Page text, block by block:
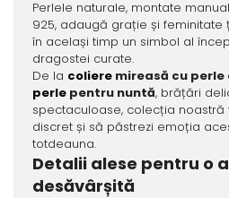
Perlele naturale, montate
925, adaugă grație și feminitate
în același timp un simbol al
dragostei curate.
De la colieremireasă cu perle
perlepentru nuntă, brățări
spectaculoase, colecția noastră
discret și să păstrezi emoția
totdeauna.
Detalii alese pentru o
desăvârșită